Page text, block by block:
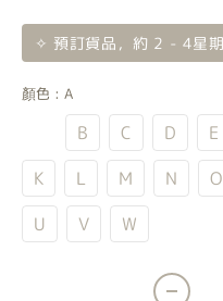
✧ 預訂貨品，約 2 - 4星
顏色 : A
B C D E
K
L M N O
U
V W